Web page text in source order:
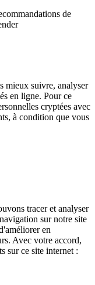
de
mieux suivre, analyser
en ligne. Pour ce
cryptées avec
à condition que vous
tracer et analyser
sur notre site
en
Avec votre accord,
sur ce site internet :